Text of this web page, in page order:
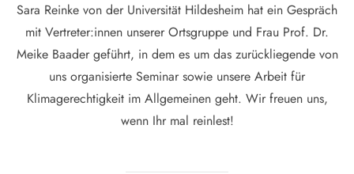
Sara Reinke von der Universität Hildesheim hat ein Gespräch
mit Vertreter:innen unserer Ortsgruppe und Frau Prof. Dr.
Meike Baader geführt, in dem es um das zurückliegende von
uns organisierte Seminar sowie unsere Arbeit für
Klimagerechtigkeit im Allgemeinen geht. Wir freuen uns,
wenn Ihr mal reinlest!